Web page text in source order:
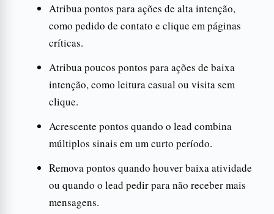
Atribua pontos para ações de alta intenção,
como pedido de contato e clique em páginas
críticas.
Atribua poucos pontos para ações de baixa
intenção, como leitura casual ou visita sem
clique.
Acrescente pontos quando o lead combina
múltiplos sinais em um curto período.
Remova pontos quando houver baixa atividade
ou quando o lead pedir para não receber mais
mensagens.